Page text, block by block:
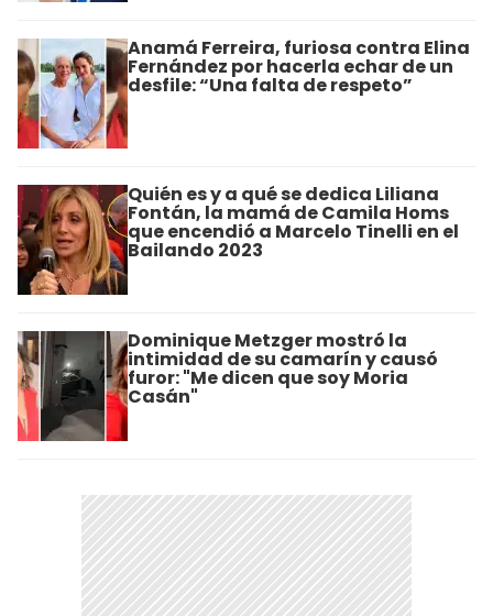
Anamá Ferreira, furiosa contra Elina
Fernández por hacerla echar de un
desfile: “Una falta de respeto”
Quién es y a qué se dedica Liliana
Fontán, la mamá de Camila Homs
que encendió a Marcelo Tinelli en el
Bailando 2023
Dominique Metzger mostró la
intimidad de su camarín y causó
furor: "Me dicen que soy Moria
Casán"